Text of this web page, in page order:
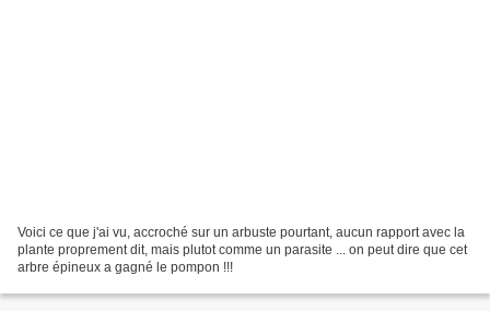
Voici ce que j'ai vu, accroché sur un arbuste pourtant, aucun rapport avec la
plante proprement dit, mais plutot comme un parasite ... on peut dire que cet
arbre épineux a gagné le pompon !!!